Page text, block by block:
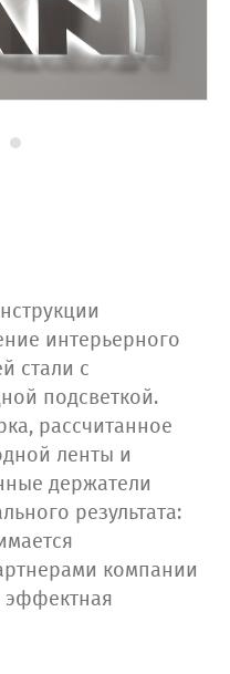
интерьерного
стали с
подсветкой.
рассчитанное
ленты и
держатели
результата:
компании
эффектная